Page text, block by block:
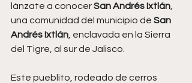
lánzate a conocer San Andrés Ixtlán
una comunidad del municipio de San
Andrés Ixtlán , enclavada en la Sierra
del Tigre, al sur de Jalisco.
Este pueblito, rodeado de cerros